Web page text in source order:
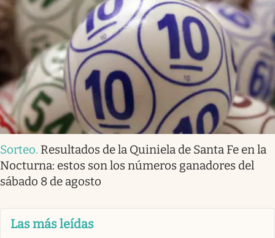
Sorteo. Resultados de la Quiniela de Santa Fe en la
Nocturna: estos son los números ganadores del
sábado 8 de agosto
Las más leídas